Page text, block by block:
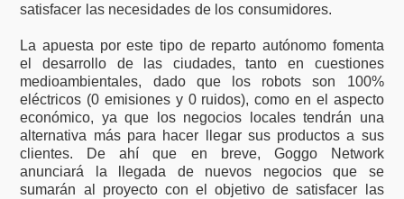
satisfacer las necesidades de los consumidores.
La apuesta por este tipo de reparto autónomo fomenta
el desarrollo de las ciudades, tanto en cuestiones
medioambientales, dado que los robots son 100%
eléctricos (0 emisiones y 0 ruidos), como en el aspecto
económico, ya que los negocios locales tendrán una
alternativa más para hacer llegar sus productos a sus
clientes. De ahí que en breve, Goggo Network
anunciará la llegada de nuevos negocios que se
sumarán al proyecto con el objetivo de satisfacer las